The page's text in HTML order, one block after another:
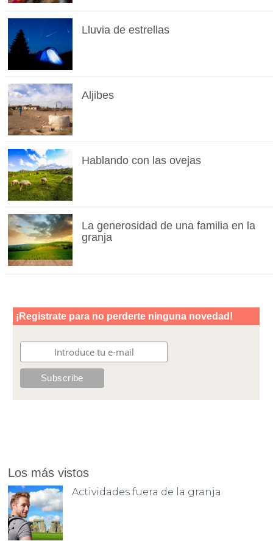
Lluvia de estrellas
Aljibes
Hablando con las ovejas
La generosidad de una familia en la
granja
Los más vistos
Actividades fuera de la granja